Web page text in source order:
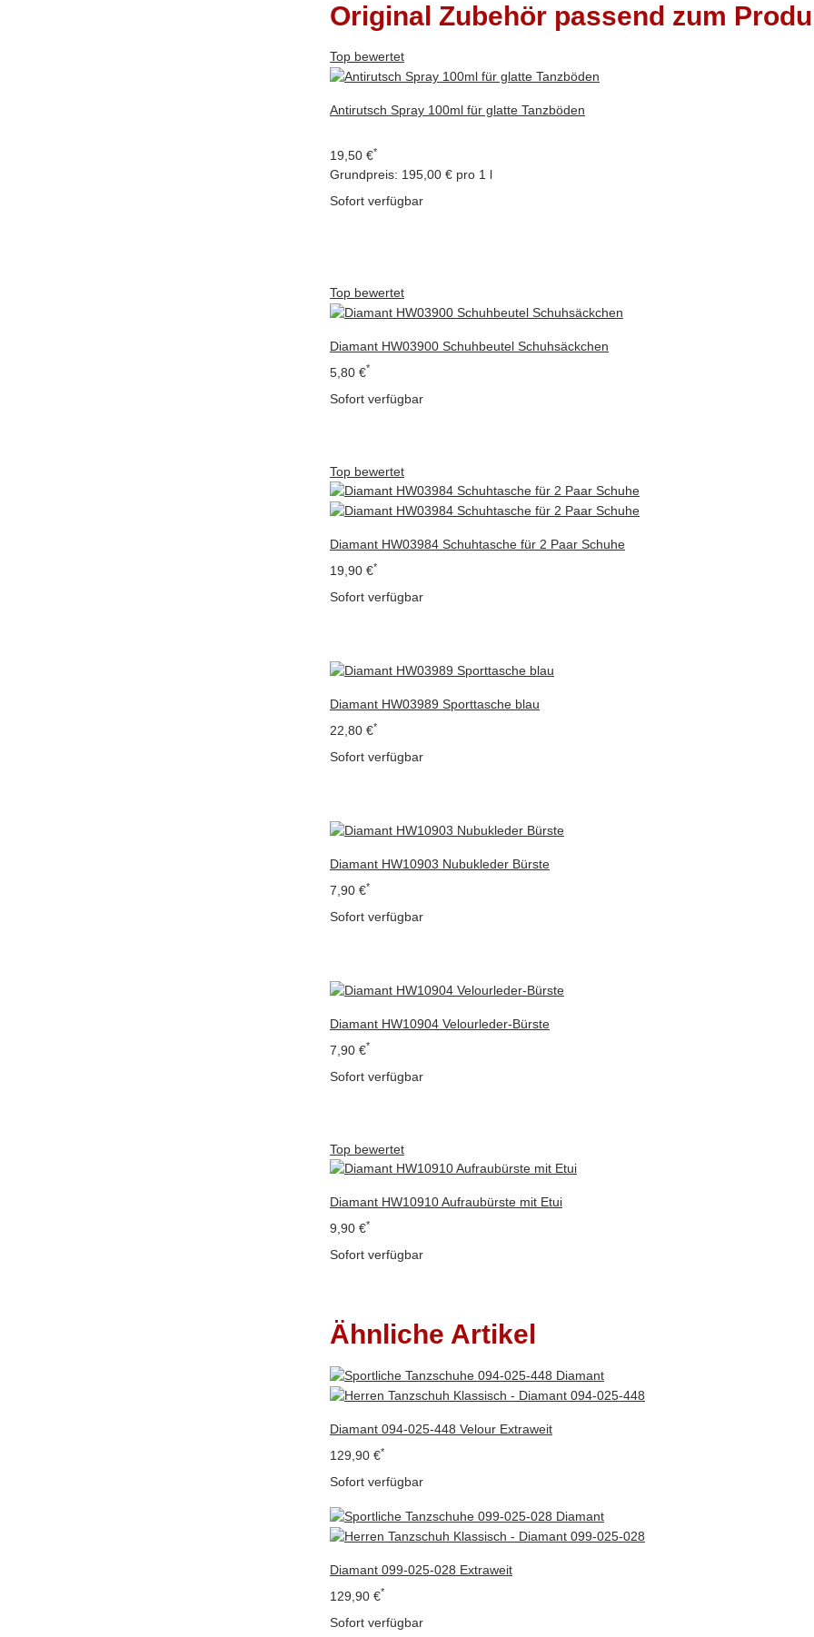
Original Zubehör passend zum
Top bewertet
Antirutsch Spray 100ml für glatte Tanzböden
19,50 €*
Grundpreis: 195,00 € pro 1 l
Sofort verfügbar
Top bewertet
Diamant HW03900 Schuhbeutel Schuhsäckchen
5,80 €*
Sofort verfügbar
Top bewertet
Diamant HW03984 Schuhtasche für 2 Paar Schuhe
19,90 €*
Sofort verfügbar
Diamant HW03989 Sporttasche blau
22,80 €*
Sofort verfügbar
Diamant HW10903 Nubukleder Bürste
7,90 €*
Sofort verfügbar
Diamant HW10904 Velourleder-Bürste
7,90 €*
Sofort verfügbar
Top bewertet
Diamant HW10910 Aufraubürste mit Etui
9,90 €*
Sofort verfügbar
Ähnliche Artikel
Diamant 094-025-448 Velour Extraweit
129,90 €*
Sofort verfügbar
Diamant 099-025-028 Extraweit
129,90 €*
Sofort verfügbar